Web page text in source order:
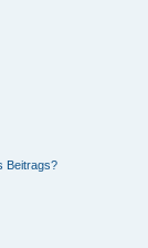
Beitrags?